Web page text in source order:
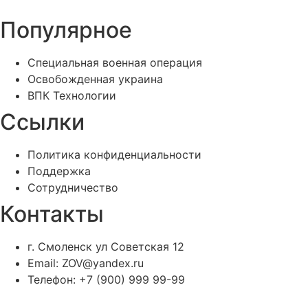
Популярное
Специальная военная операция
Освобожденная украина
ВПК Технологии
Ссылки
Политика конфиденциальности
Поддержка
Сотрудничество
Контакты
г. Смоленск ул Советская 12
Email: ZOV@yandex.ru
Телефон: +7 (900) 999 99-99